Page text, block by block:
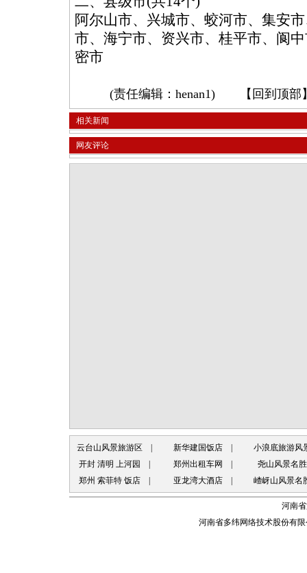
阿尔山市、兴城市、蛟河市、集安
市、海宁市、资兴市、桂平市、阆
密市
(责任编辑：henan1) 【 回到顶部
相关新闻
网友评论
云台山风景旅游区 新华建国饭店|
小浪底旅游风
开封 清明 上河园
郑州出租车网
尧山风景名
郑州 索菲特 饭店| 亚龙湾大酒店| 嵖岈山风景名
河南
河南省多纬网络技术股份有